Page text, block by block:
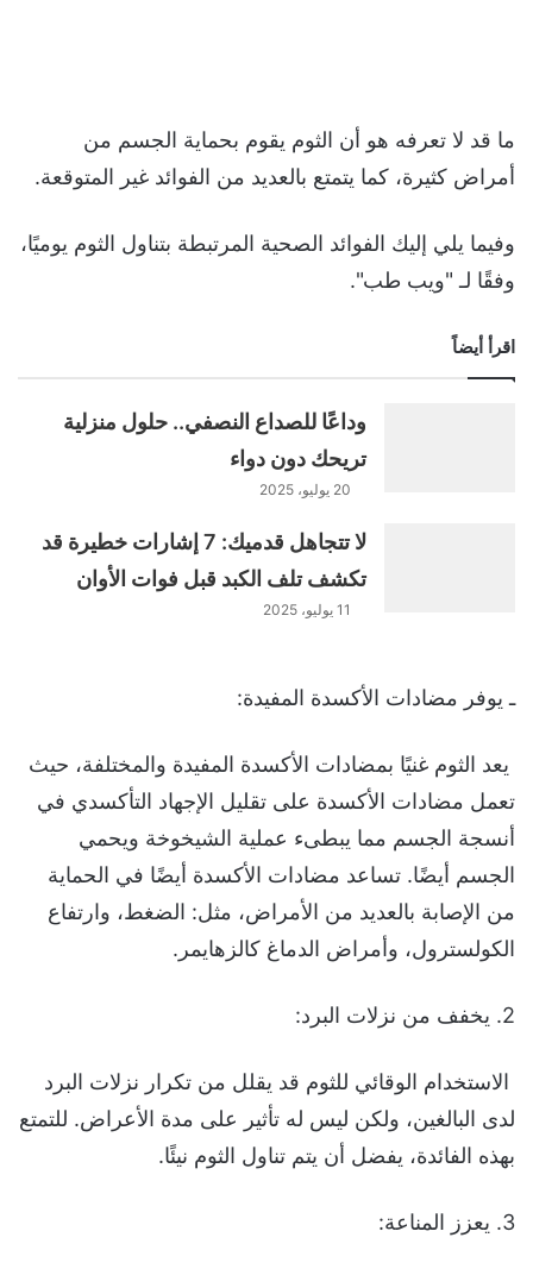
ما قد لا تعرفه هو أن الثوم يقوم بحماية الجسم من
أمراض كثيرة، كما يتمتع بالعديد من الفوائد غير المتوقعة.
وفيما يلي إليك الفوائد الصحية المرتبطة بتناول الثوم يوميًا،
وفقًا لـ "ويب طب".
اقرأ أيضاً
وداعًا للصداع النصفي.. حلول منزلية
تريحك دون دواء
20 يوليو، 2025
لا تتجاهل قدميك: 7 إشارات خطيرة قد
تكشف تلف الكبد قبل فوات الأوان
11 يوليو، 2025
ـ يوفر مضادات الأكسدة المفيدة:
يعد الثوم غنيًا بمضادات الأكسدة المفيدة والمختلفة، حيث
تعمل مضادات الأكسدة على تقليل الإجهاد التأكسدي في
أنسجة الجسم مما يبطىء عملية الشيخوخة ويحمي
الجسم أيضًا. تساعد مضادات الأكسدة أيضًا في الحماية
من الإصابة بالعديد من الأمراض، مثل: الضغط، وارتفاع
الكولسترول، وأمراض الدماغ كالزهايمر.
2. يخفف من نزلات البرد:
الاستخدام الوقائي للثوم قد يقلل من تكرار نزلات البرد
لدى البالغين، ولكن ليس له تأثير على مدة الأعراض. للتمتع
بهذه الفائدة، يفضل أن يتم تناول الثوم نيئًا.
3. يعزز المناعة: